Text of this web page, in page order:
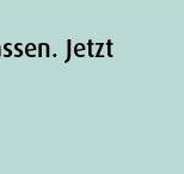
Jetzt